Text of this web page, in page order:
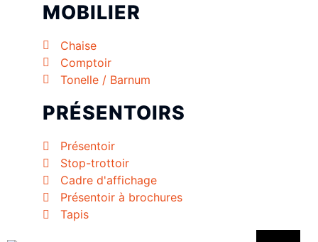
MOBILIER
Chaise
Comptoir
Tonelle / Barnum
PRÉSENTOIRS
Présentoir
Stop-trottoir
Cadre d'affichage
Présentoir à brochures
Tapis